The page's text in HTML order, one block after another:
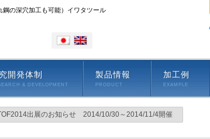
の深穴加工も可能）イワタツール
開発体制
& DEVELOPMENT
製品情報
PRODUCT
加工例
EXAMPLE
出展のお知らせ 2014/10/30～2014/11/4開催